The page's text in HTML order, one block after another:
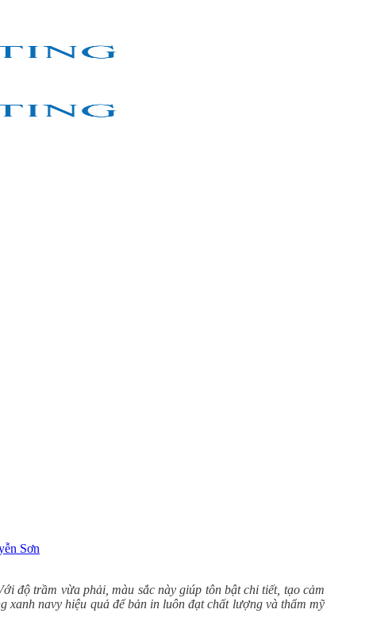
Sơn
độ trầm vừa phải, màu sắc này giúp tôn bật chi tiết, tạo cảm
xanh navy hiệu quả để bản in luôn đạt chất lượng và thẩm mỹ